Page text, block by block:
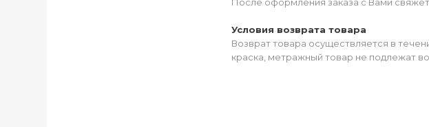
Условия возврата товара
Возврат товара осуществляется в
краска, метражный товар не подлежат